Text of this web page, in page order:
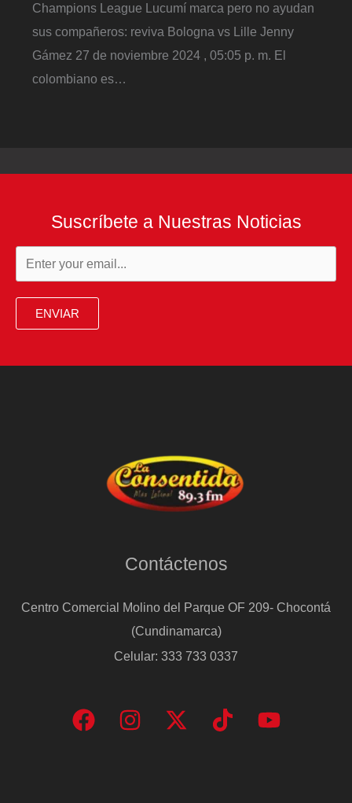
Champions League Lucumí marca pero no ayudan
sus compañeros: reviva Bologna vs Lille Jenny
Gámez 27 de noviembre 2024 , 05:05 p. m. El
colombiano es…
Suscríbete a Nuestras Noticias
ENVIAR
Contáctenos
Centro Comercial Molino del Parque OF 209- Chocontá
(Cundinamarca)
Celular: 333 733 0337